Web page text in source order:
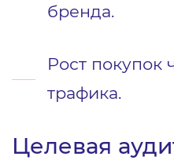
бренда.
Рост покупок
трафика.
Целевая